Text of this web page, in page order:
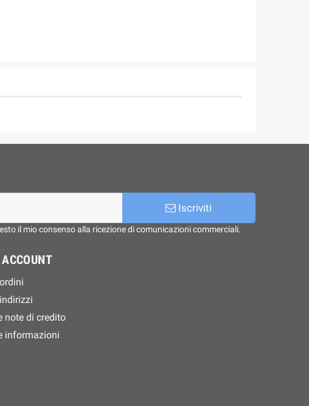
Iscriviti
il mio consenso alla ricezione di comunicazioni commerciali.
note di credito
informazioni